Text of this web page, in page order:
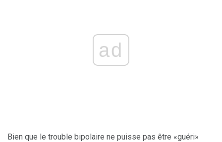
ad
Bien que le trouble bipolaire ne puisse pas être «guéri»